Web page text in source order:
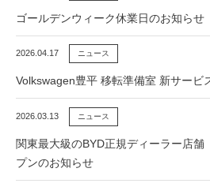
ゴールデンウィーク休業日のお知らせ
2026.04.17 ニュース
Volkswagen豊平 移転準備室 新サービ
2026.03.13 ニュース
関東最大級のBYD正規ディーラー店舗
プンのお知らせ